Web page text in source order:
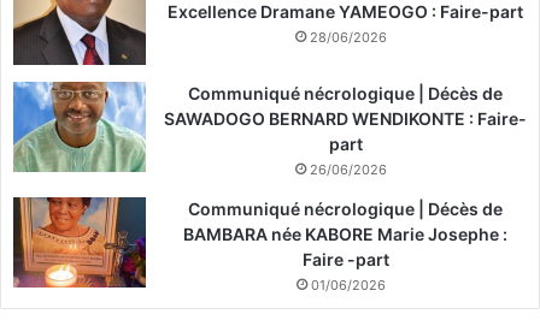
Excellence Dramane YAMEOGO : Faire-part
28/06/2026
Communiqué nécrologique | Décès de
SAWADOGO BERNARD WENDIKONTE : Faire-
part
26/06/2026
Communiqué nécrologique | Décès de
BAMBARA née KABORE Marie Josephe :
Faire -part
01/06/2026